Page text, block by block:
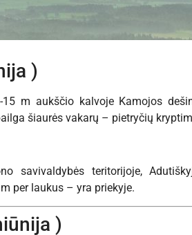
)
m aukščio kalvoje Kamojos
šiaurės vakarų – pietryčių
savivaldybės teritorijoje,
per laukus – yra priekyje.
)